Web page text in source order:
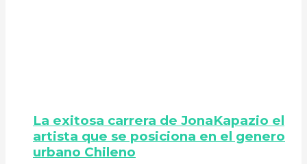
La exitosa carrera de JonaKapazio el
artista que se posiciona en el genero
urbano Chileno